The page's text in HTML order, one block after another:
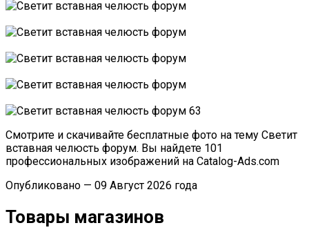
Смотрите и скачивайте бесплатные фото на тему Светит
вставная челюсть форум. Вы найдете 101
профессиональных изображений на Catalog-Ads.com
Опубликовано — 09 Август 2026 года
Товары магазинов